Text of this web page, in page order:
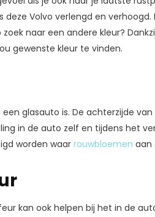
Volvo verlengd en
naar een andere kleur?
gewenste kleur te vinden.
glasauto is. De achterzijde
in de auto zelf en tijdens het
worden waar rouwbloemen aan
kan ook helpen bij het in de